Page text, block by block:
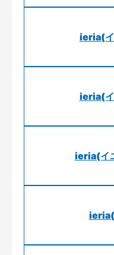
ieria(
ieria(
ieria(イ
ieria(